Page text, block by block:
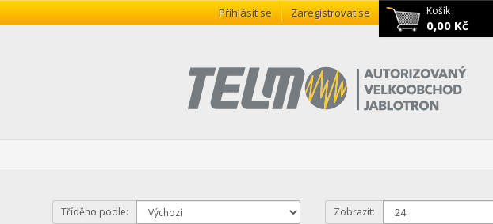
Košík
0,00 Kč
Přihlásit se Zaregistrovat se
Tříděno podle: Zobrazit: